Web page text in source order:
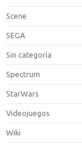
Scene
SEGA
Sin categoría
Spectrum
StarWars
Videojuegos
Wiki